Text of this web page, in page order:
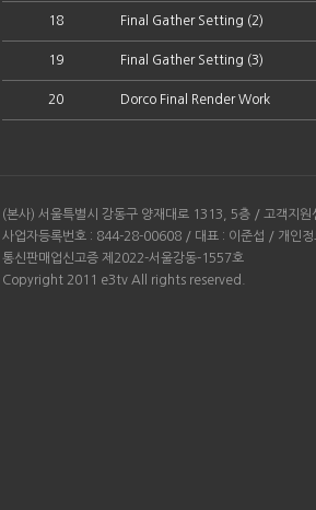
18 Final Gather Setting (2)
19 Final Gather Setting (3)
20 Dorco Final Render Work
(본사) 서울특별시 강동구 양재대로 1313, 5층 / 고객지
사업자등록번호 : 844-28-00608 / 대표 : 이준섭 / 개인정
통신판매업신고증 제2022-서울강동-1557호
Copyright 2011 e3tv All rights reserved.